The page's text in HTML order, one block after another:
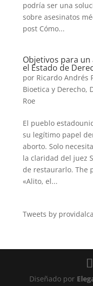
podría ser una
sobre asesinatos
post Cómo...
Objetivos para
el Estado de
por Ricardo Andrés
Bioetica y Derecho,
Roe
El pueblo
su legítimo papel
aborto. Solo
la claridad del juez
de restaurarlo. The
«Alito, el...
Tweets by
Diseñado por